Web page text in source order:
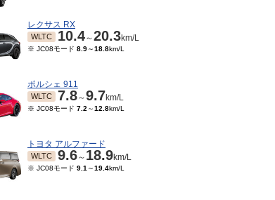
レクサス RX
WLTC 10.4～20.3km/L
※ JC08モード 8.9～18.8km/L
ポルシェ 911
WLTC 7.8～9.7km/L
※ JC08モード 7.2 ～12.8km/L
トヨタ アルファード
WLTC 9.6～ 18.9km/L
※ JC08モード 9.1 ～19.4km/L